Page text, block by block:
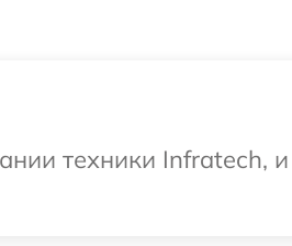
техники Infratech,